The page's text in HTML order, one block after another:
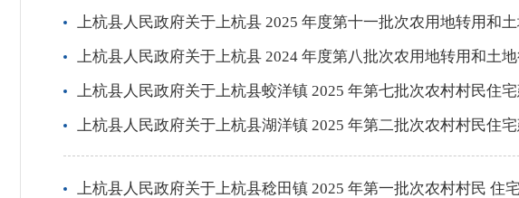
上杭县人民政府关于上杭县 2025 年度第十一批次农用地转用和
上杭县人民政府关于上杭县 2024 年度第八批次农用地转用和土
上杭县人民政府关于上杭县蛟洋镇 2025 年第七批次农村村民住
上杭县人民政府关于上杭县湖洋镇 2025 年第二批次农村村民住
上杭县人民政府关于上杭县稔田镇 2025 年第一批次农村村民 住